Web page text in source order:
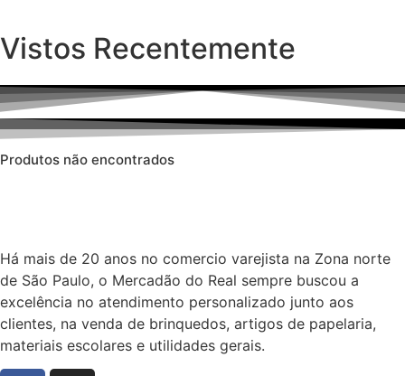
Vistos Recentemente
Produtos não encontrados
Há mais de 20 anos no comercio varejista na Zona norte
de São Paulo, o Mercadão do Real sempre buscou a
excelência no atendimento personalizado junto aos
clientes, na venda de brinquedos, artigos de papelaria,
materiais escolares e utilidades gerais.